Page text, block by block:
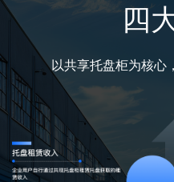
四
以共享托盘柜为核心